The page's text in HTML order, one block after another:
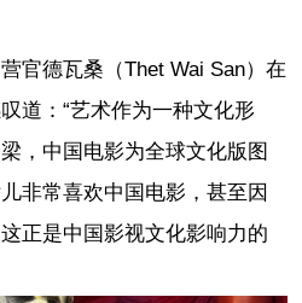
官德瓦桑（Thet Wai San）在
道：“艺术作为一种文化形
，中国电影为全球文化版图
非常喜欢中国电影，甚至因
正是中国影视文化影响力的